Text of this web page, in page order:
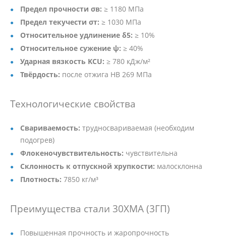
Предел прочности σв: ≥ 1180 МПа
Предел текучести σт: ≥ 1030 МПа
Относительное удлинение δ5: ≥ 10%
Относительное сужение ψ: ≥ 40%
Ударная вязкость KCU: ≥ 780 кДж/м²
Твёрдость: после отжига HB 269 МПа
Технологические свойства
Свариваемость: трудносвариваемая (необходим
подогрев)
Флокеночувствительность: чувствительна
Склонность к отпускной хрупкости: малосклонна
Плотность: 7850 кг/м³
Преимущества стали 30ХМА (3ГП)
Повышенная прочность и жаропрочность